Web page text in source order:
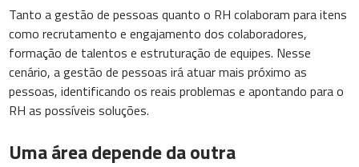
Tanto a gestão de pessoas quanto o RH colaboram para itens
como recrutamento e engajamento dos colaboradores,
formação de talentos e estruturação de equipes. Nesse
cenário, a gestão de pessoas irá atuar mais próximo as
pessoas, identificando os reais problemas e apontando para o
RH as possíveis soluções.
Uma área depende da outra